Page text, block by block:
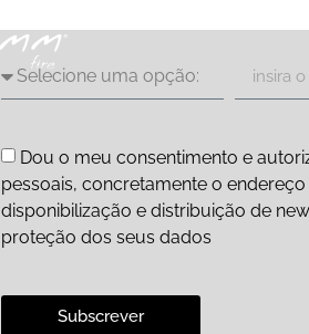
Dou o meu consentimento e
pessoais, concretamente o
disponibilização e distribuição de
proteção dos seus dados
Subscrever